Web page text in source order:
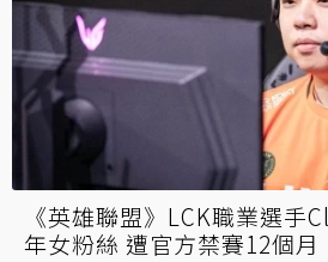
《英雄聯盟》LCK職業選手
年女粉絲 遭官方禁賽12個月